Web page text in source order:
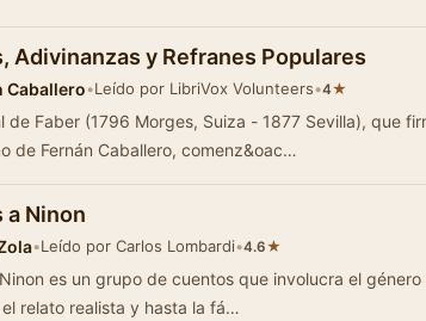
Adivinanzas y Refranes Populares
Caballero•Leído por LibriVox Volunteers•4★
(1796 Morges, Suiza - 1877 Sevilla), que firmaba con el
de Fernán Caballero, comenz&oac…
a Ninon
•Leído por Carlos Lombardi•4.6★
es un grupo de cuentos que involucra el género
relato realista y hasta la fá…